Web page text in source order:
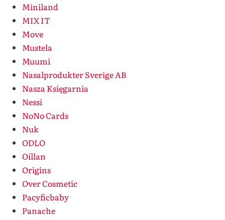
Miniland
MIX IT
Move
Mustela
Muumi
Nasalprodukter Sverige AB
Nasza Księgarnia
Nessi
NoNo Cards
Nuk
ODLO
Oillan
Origins
Over Cosmetic
Pacyficbaby
Panache